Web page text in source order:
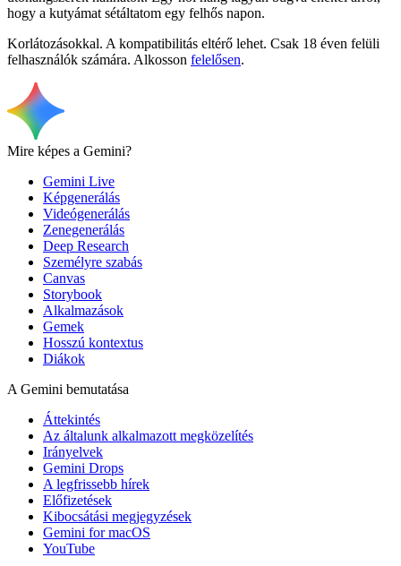
hogy a kutyámat sétáltatom egy felhős napon.
Korlátozásokkal. A kompatibilitás eltérő lehet. Csak 18 éven felüli
felhasználók számára. Alkosson felelősen.
Mire képes a Gemini?
Gemini Live
Képgenerálás
Videógenerálás
Zenegenerálás
Deep Research
Személyre szabás
Canvas
Storybook
Alkalmazások
Gemek
Hosszú kontextus
Diákok
A Gemini bemutatása
Áttekintés
Az általunk alkalmazott megközelítés
Irányelvek
Gemini Drops
A legfrissebb hírek
Előfizetések
Kibocsátási megjegyzések
Gemini for macOS
YouTube